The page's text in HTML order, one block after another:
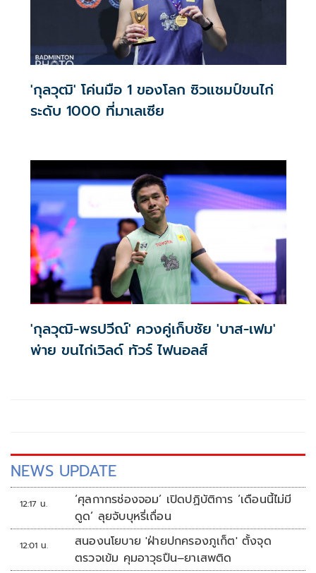
'กุลวุฒิ' โค่นมือ 1 ของโลก ซิวแชมป์ขนไก่
ระดับ 1000 ที่มาเลเซีย
'กุลวุฒิ-พรปวีณ์' ควงคู่เก็บชัย 'บาส-เฟม'
พ่าย ขนไก่เวิลด์ ทัวร์ ไฟนอลส์
NEWS UPDATE
12:17 น.
‘ศุลกากรช่องจอม’ เปิดปฏิบัติการ ‘เดือนนี้ไม่มี
ดูด’ ลุยจับบุหรี่เถื่อน
12:01 น.
สนองนโยบาย 'ฝ่ายปกครองภูเก็ต' ตั้งจุด
ตรวจเข้ม คุมอาวุธปืน–ยาเสพติด